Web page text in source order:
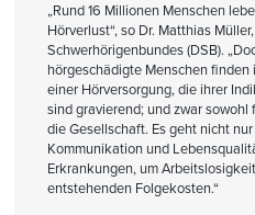
„Rund 16 Millionen Menschen
Hörverlust“, so Dr. Matthias
Schwerhörigenbundes (DSB).
hörgeschädigte Menschen finden
einer Hörversorgung, die ihrer
sind gravierend; und zwar
die Gesellschaft. Es geht nicht
Kommunikation und
Erkrankungen, um
entstehenden Folgekosten.“